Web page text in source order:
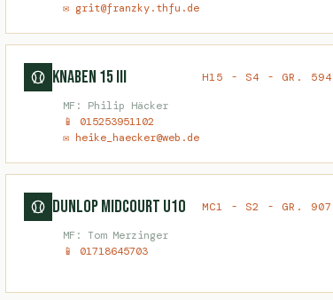
✉ grit@franzky.thfu.de
Knaben 15 III
H15 - S4 - GR. 594
MF: Philip Häcker
📱 015253951102
✉ heike_haecker@web.de
Dunlop Midcourt U10
MC1 - S2 - GR. 907
MF: Tom Merzinger
📱 01718645703